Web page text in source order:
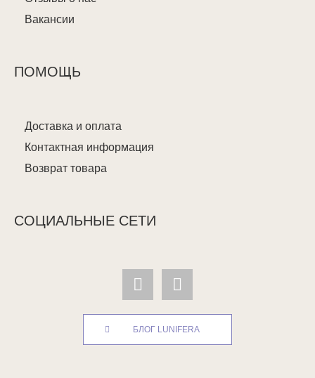
Вакансии
ПОМОЩЬ
Доставка и оплата
Контактная информация
Возврат товара
СОЦИАЛЬНЫЕ СЕТИ
БЛОГ LUNIFERA